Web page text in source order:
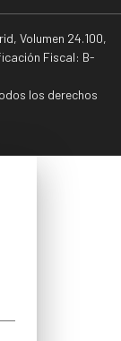
Volumen 24.100,
Fiscal: B-
los derechos